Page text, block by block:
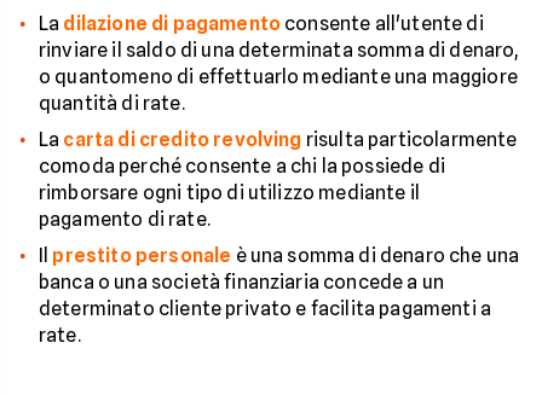
La dilazione di pagamento consente all'utente di
rinviare il saldo di una determinata somma di denaro,
o quantomeno di effettuarlo mediante una maggiore
quantità di rate.
La carta di credito revolving risulta particolarmente
comoda perché consente a chi la possiede di
rimborsare ogni tipo di utilizzo mediante il
pagamento di rate.
Il prestito personale è una somma di denaro che una
banca o una società finanziaria concede a un
determinato cliente privato e facilita pagamenti a
rate.